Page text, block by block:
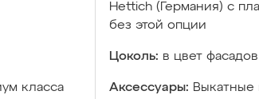
Hettich (Германия) с
без этой опции
Цоколь: в цвет
класса
Аксессуары: Выкатные